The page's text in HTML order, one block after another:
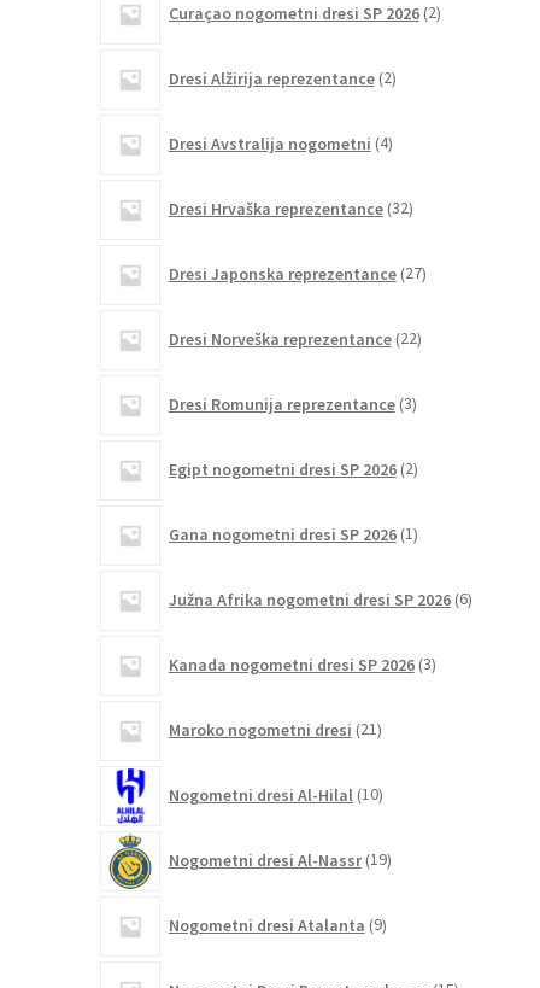
Curaçao nogometni dresi SP 2026 2izdelka
Dresi Alžirija reprezentance 2izdelka
Dresi Avstralija nogometni 4izdelki
Dresi Hrvaška reprezentance 32izdelkov
Dresi Japonska reprezentance 27izdelkov
Dresi Norveška reprezentance 22izdelkov
Dresi Romunija reprezentance 3izdelki
Egipt nogometni dresi SP 2026 2izdelka
Gana nogometni dresi SP 2026 1izdelek
Južna Afrika nogometni dresi SP 2026 6izdelkov
Kanada nogometni dresi SP 2026 3izdelki
Maroko nogometni dresi 21izdelkov
Nogometni dresi Al-Hilal 10izdelkov
Nogometni dresi Al-Nassr 19izdelkov
Nogometni dresi Atalanta 9izdelkov